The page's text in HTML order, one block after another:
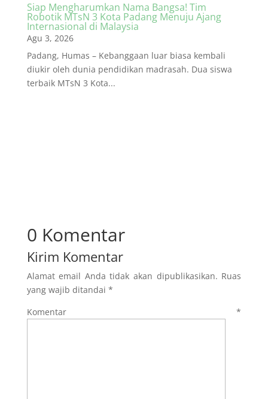
Siap Mengharumkan Nama Bangsa! Tim
Robotik MTsN 3 Kota Padang Menuju Ajang
Internasional di Malaysia
Agu 3, 2026
Padang, Humas – Kebanggaan luar biasa kembali
diukir oleh dunia pendidikan madrasah. Dua siswa
terbaik MTsN 3 Kota...
0 Komentar
Kirim Komentar
Alamat email Anda tidak akan dipublikasikan. Ruas
yang wajib ditandai *
Komentar*